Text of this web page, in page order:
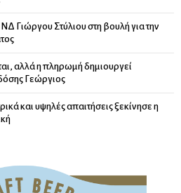
Γιώργου Στύλιου στη βουλή για την
αλλά η πληρωμή δημιουργεί
Γεώργιος
και υψηλές απαιτήσεις ξεκίνησε η